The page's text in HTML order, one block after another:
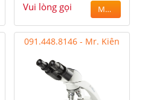
Vui lòng gọi MUA
091.448.8146 - Mr. Kiên